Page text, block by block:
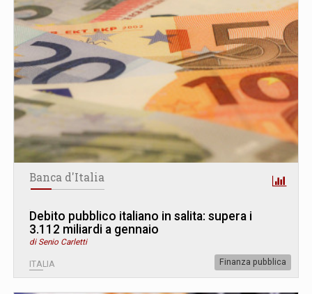
Banca d'Italia
Debito pubblico italiano in salita: supera i
3.112 miliardi a gennaio
di Senio Carletti
ITALIA Finanza pubblica